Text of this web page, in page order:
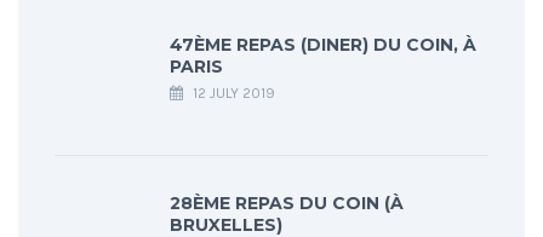
47ÈME REPAS (DINER) DU COIN, À
PARIS
12 JULY 2019
28ÈME REPAS DU COIN (À
BRUXELLES)